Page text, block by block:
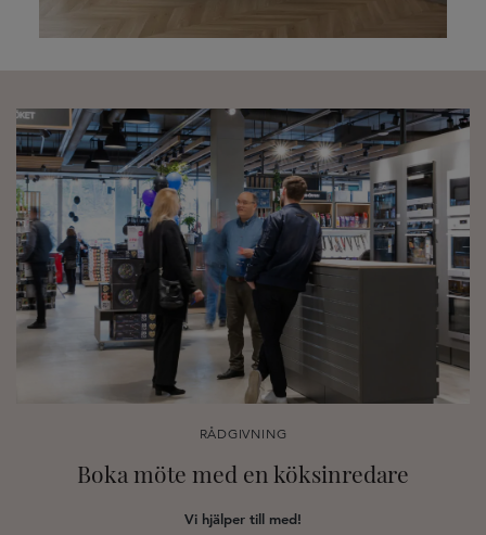
RÅDGIVNING
Boka möte med en köksinredare
Vi hjälper till med!